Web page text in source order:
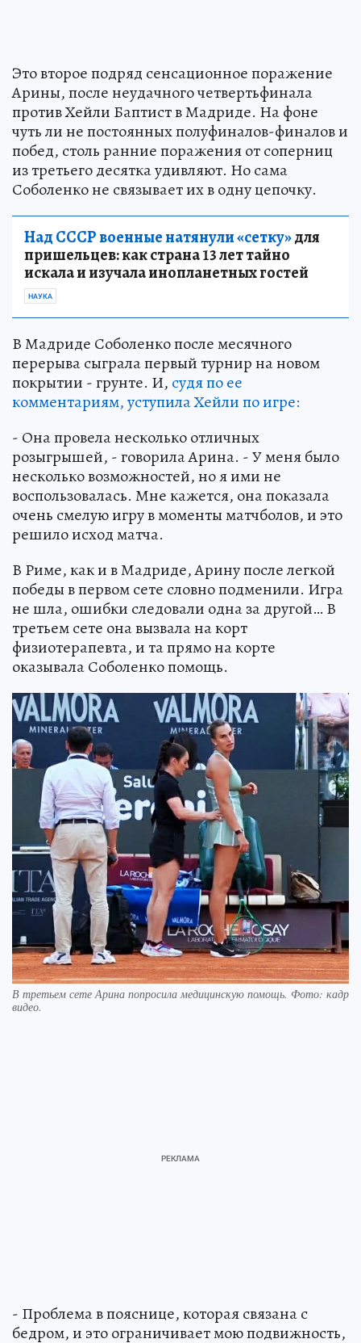
Это второе подряд сенсационное поражение
Арины, после неудачного четвертьфинала
против Хейли Баптист в Мадриде. На фоне
чуть ли не постоянных полуфиналов-финалов и
побед, столь ранние поражения от соперниц
из третьего десятка удивляют. Но сама
Соболенко не связывает их в одну цепочку.
Над СССР военные натянули «сетку»для
пришельцев: как страна 13 лет тайно
искала и изучала инопланетных гостей
НАУКА
В Мадриде Соболенко после месячного
перерыва сыграла первый турнир на новом
покрытии - грунте. И, судя по ее
комментариям, уступила Хейли по игре:
- Она провела несколько отличных
розыгрышей, - говорила Арина. - У меня было
несколько возможностей, но я ими не
воспользовалась. Мне кажется, она показала
очень смелую игру в моменты матчболов, и это
решило исход матча.
В Риме, как и в Мадриде, Арину после легкой
победы в первом сете словно подменили. Игра
не шла, ошибки следовали одна за другой… В
третьем сете она вызвала на корт
физиотерапевта, и та прямо на корте
оказывала Соболенко помощь.
В третьем сете Арина попросила медицинскую помощь. Фото: кадр
видео.
- Проблема в пояснице, которая связана с
бедром, и это ограничивает мою подвижность,